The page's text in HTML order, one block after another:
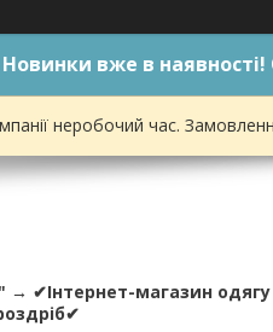
Новинки вже в
неробочий час.
→ ✔Інтернет-магазин одягу